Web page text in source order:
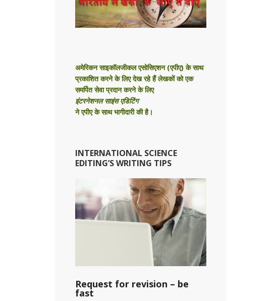
अमेरिकन साइकॉलजीकल एसोसिएशन (एपीए) के साथ
प्रकाशित करने के लिए देख रहे हैं लेखकों को एक
समर्पित सेवा प्रदान करने के लिए
इंटरनेशनल साइंस एडिटिंग
ने एपीए के साथ भागीदारी की है।
INTERNATIONAL SCIENCE
EDITING’S WRITING TIPS
Request for revision – be
fast